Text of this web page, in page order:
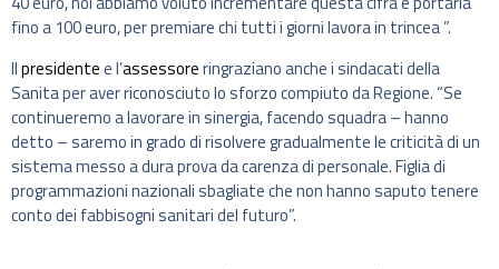
fino a 100 euro, per premiare chi tutti i giorni lavora in trincea ”.
Ilpresidentee l’assessoreringraziano anche i sindacati della
Sanita per aver riconosciuto lo sforzo compiuto da Regione. “Se
continueremo a lavorare in sinergia, facendo squadra – hanno
detto – saremo in grado di risolvere gradualmente le criticità di un
sistema messo a dura prova da carenza di personale. Figlia di
programmazioni nazionali sbagliate che non hanno saputo tenere
conto dei fabbisogni sanitari del futuro”.